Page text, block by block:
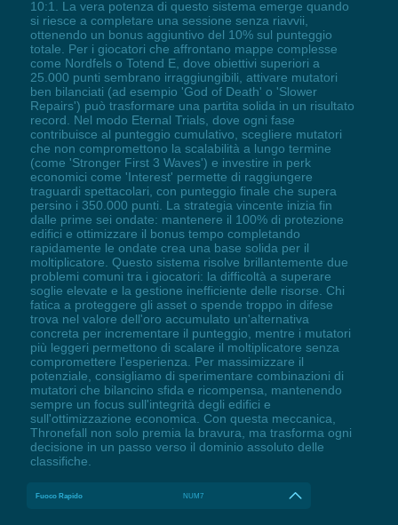
10:1. La vera potenza di questo sistema emerge quando
si riesce a completare una sessione senza riavvii,
ottenendo un bonus aggiuntivo del 10% sul punteggio
totale. Per i giocatori che affrontano mappe complesse
come Nordfels o Totend E, dove obiettivi superiori a
25.000 punti sembrano irraggiungibili, attivare mutatori
ben bilanciati (ad esempio 'God of Death' o 'Slower
Repairs') può trasformare una partita solida in un risultato
record. Nel modo Eternal Trials, dove ogni fase
contribuisce al punteggio cumulativo, scegliere mutatori
che non compromettono la scalabilità a lungo termine
(come 'Stronger First 3 Waves') e investire in perk
economici come 'Interest' permette di raggiungere
traguardi spettacolari, con punteggio finale che supera
persino i 350.000 punti. La strategia vincente inizia fin
dalle prime sei ondate: mantenere il 100% di protezione
edifici e ottimizzare il bonus tempo completando
rapidamente le ondate crea una base solida per il
moltiplicatore. Questo sistema risolve brillantemente due
problemi comuni tra i giocatori: la difficoltà a superare
soglie elevate e la gestione inefficiente delle risorse. Chi
fatica a proteggere gli asset o spende troppo in difese
trova nel valore dell'oro accumulato un'alternativa
concreta per incrementare il punteggio, mentre i mutatori
più leggeri permettono di scalare il moltiplicatore senza
compromettere l'esperienza. Per massimizzare il
potenziale, consigliamo di sperimentare combinazioni di
mutatori che bilancino sfida e ricompensa, mantenendo
sempre un focus sull'integrità degli edifici e
sull'ottimizzazione economica. Con questa meccanica,
Thronefall non solo premia la bravura, ma trasforma ogni
decisione in un passo verso il dominio assoluto delle
classifiche.
Fuoco Rapido NUM7